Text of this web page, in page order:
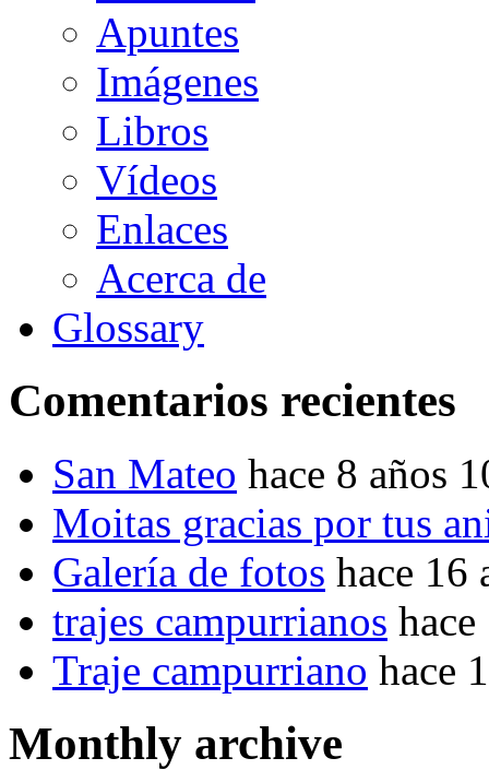
Apuntes
Imágenes
Libros
Vídeos
Enlaces
Acerca de
Glossary
Comentarios recientes
San Mateo hace 8 años
Moitas gracias por tus
Galería de fotos hace 16
trajes campurrianos
Traje campurriano hace
Monthly archive